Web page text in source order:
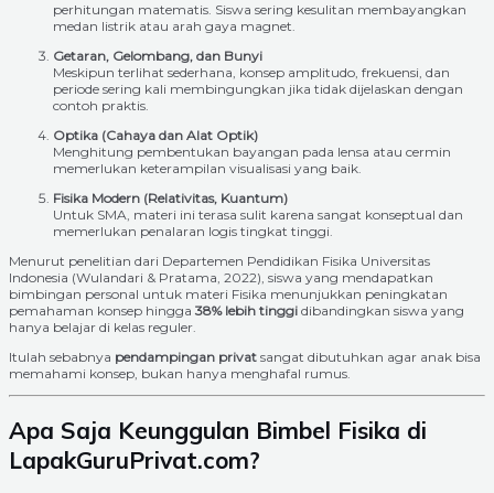
perhitungan matematis. Siswa sering kesulitan membayangkan
medan listrik atau arah gaya magnet.
Getaran, Gelombang, dan Bunyi
Meskipun terlihat sederhana, konsep amplitudo, frekuensi, dan
periode sering kali membingungkan jika tidak dijelaskan dengan
contoh praktis.
Optika (Cahaya dan Alat Optik)
Menghitung pembentukan bayangan pada lensa atau cermin
memerlukan keterampilan visualisasi yang baik.
Fisika Modern (Relativitas, Kuantum)
Untuk SMA, materi ini terasa sulit karena sangat konseptual dan
memerlukan penalaran logis tingkat tinggi.
Menurut penelitian dari Departemen Pendidikan Fisika Universitas
Indonesia (Wulandari & Pratama, 2022), siswa yang mendapatkan
bimbingan personal untuk materi Fisika menunjukkan peningkatan
pemahaman konsep hingga 38% lebih tinggi dibandingkan siswa yang
hanya belajar di kelas reguler.
Itulah sebabnya pendampingan privat sangat dibutuhkan agar anak bisa
memahami konsep, bukan hanya menghafal rumus.
Apa Saja Keunggulan Bimbel Fisika di
LapakGuruPrivat.com?